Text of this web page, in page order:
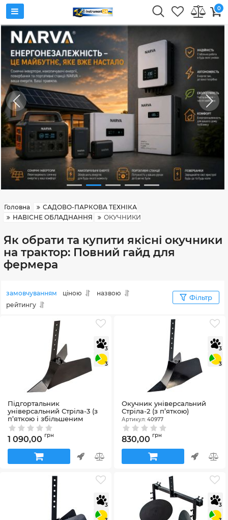
0
Головна
САДОВО-ПАРКОВА ТЕХНІКА
НАВІСНЕ ОБЛАДНАННЯ
ОКУЧНИКИ
Як обрати та купити якісні окучники
на трактор: Повний гайд для
фермера
замовчуванням ціною
назвою
рейтингу
Фільтр
3
3
Підгортальник
універсальний Стріла-3 (з
п’яткою і збільшеним
крилом)
Артикул:48342
1 090,00 грн
3
3
Окучник універсальний
Стріла-2 (з п’яткою)
Артикул: 40977
830,00 грн
3 3